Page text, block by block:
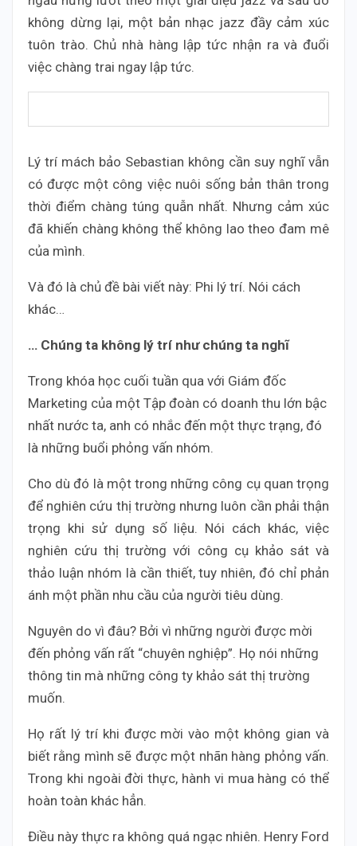
không dừng lại, một bản nhạc jazz đầy cảm xúc
tuôn trào. Chủ nhà hàng lập tức nhận ra và đuổi
việc chàng trai ngay lập tức.
Lý trí mách bảo Sebastian không cần suy nghĩ vẫn
có được một công việc nuôi sống bản thân trong
thời điểm chàng túng quẫn nhất. Nhưng cảm xúc
đã khiến chàng không thể không lao theo đam mê
của mình.
Và đó là chủ đề bài viết này: Phi lý trí. Nói cách
khác…
… Chúng ta không lý trí như chúng ta nghĩ
Trong khóa học cuối tuần qua với Giám đốc
Marketing của một Tập đoàn có doanh thu lớn bậc
nhất nước ta, anh có nhắc đến một thực trạng, đó
là những buổi phỏng vấn nhóm.
Cho dù đó là một trong những công cụ quan trọng
để nghiên cứu thị trường nhưng luôn cần phải thận
trọng khi sử dụng số liệu. Nói cách khác, việc
nghiên cứu thị trường với công cụ khảo sát và
thảo luận nhóm là cần thiết, tuy nhiên, đó chỉ phản
ánh một phần nhu cầu của người tiêu dùng.
Nguyên do vì đâu? Bởi vì những người được mời
đến phỏng vấn rất “chuyên nghiệp”. Họ nói những
thông tin mà những công ty khảo sát thị trường
muốn.
Họ rất lý trí khi được mời vào một không gian và
biết rằng mình sẽ được một nhãn hàng phỏng vấn.
Trong khi ngoài đời thực, hành vi mua hàng có thể
hoàn toàn khác hẳn.
Điều này thực ra không quá ngạc nhiên. Henry Ford